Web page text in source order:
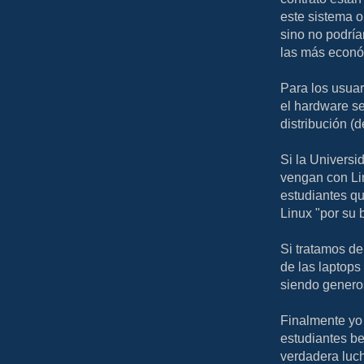
este sistema
sino no
las más
Para los
el hardware
distribución
Si la
vengan con
estudiantes
Linux "por su
Si tratamos
de las
siendo
Finalmente
estudiantes
verdadera